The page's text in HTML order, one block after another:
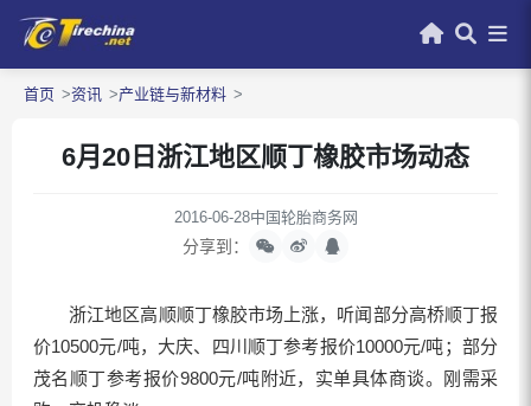
首页 资讯 产业链与新材料
6月20日浙江地区顺丁橡胶市场动态
2016-06-28中国轮胎商务网
分享到：
浙江地区高顺顺丁橡胶市场上涨，听闻部分高桥顺丁报
价10500元/吨，大庆、四川顺丁参考报价10000元/吨；部分
茂名顺丁参考报价9800元/吨附近，实单具体商谈。刚需采